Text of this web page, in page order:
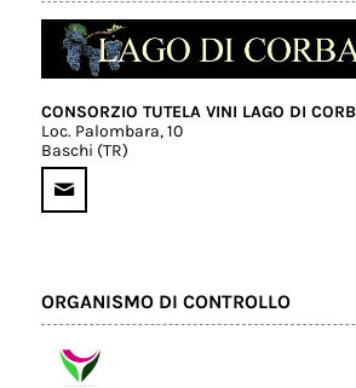
CONSORZIO TUTELA VINI LAGO DI
Loc. Palombara, 10
Baschi (TR)
ORGANISMO DI CONTROLLO